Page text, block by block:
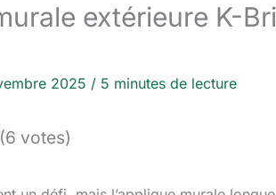
extérieure K-
2025 / 5 minutes de lecture
votes)